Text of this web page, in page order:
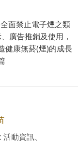
面禁止電子煙之類
廣告推銷及使用，
健康無菸(煙)的成長
動資訊、